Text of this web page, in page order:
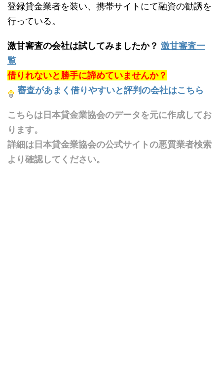
登録貸金業者を装い、携帯サイトにて融資の勧誘を
行っている。
激甘審査の会社は試してみましたか？ 激甘審査一
覧
借りれないと勝手に諦めていませんか？
審査があまく借りやすいと評判の会社はこちら
こちらは日本貸金業協会のデータを元に作成してお
ります。
詳細は日本貸金業協会の公式サイトの悪質業者検索
より確認してください。